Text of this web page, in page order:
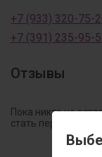
+7 (933) 320-75-
+7 (391) 235-95-
Отзывы
Пока никто не
стать первым!